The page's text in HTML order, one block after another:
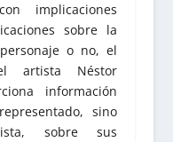
implicaciones
sobre la
o no, el
artista Néstor
información
sino
sobre sus